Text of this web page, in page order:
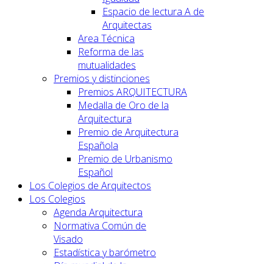
Espacio de lectura A de
Arquitectas
Area Técnica
Reforma de las
mutualidades
Premios y distinciones
Premios ARQUITECTURA
Medalla de Oro de la
Arquitectura
Premio de Arquitectura
Española
Premio de Urbanismo
Español
Los Colegios de Arquitectos
Los Colegios
Agenda Arquitectura
Normativa Común de
Visado
Estadística y barómetro